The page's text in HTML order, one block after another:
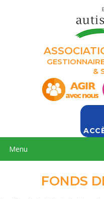
&
Menu
FONDS